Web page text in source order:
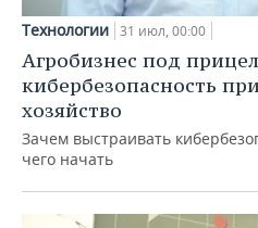
Технологии 31 июл, 00:00
Агробизнес под
кибербезопасность
хозяйство
Зачем выстраивать
чего начать